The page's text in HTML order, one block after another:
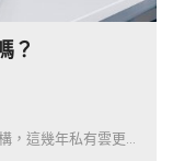
？
，這幾年私有雲更…